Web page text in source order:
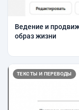
Ведение и
образ жизни
ТЕКСТЫ И ПЕРЕВОДЫ